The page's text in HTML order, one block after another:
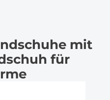
mit
für